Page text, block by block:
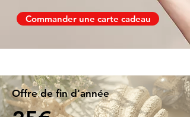
Commander une carte cadeau
Offre de fin d'année